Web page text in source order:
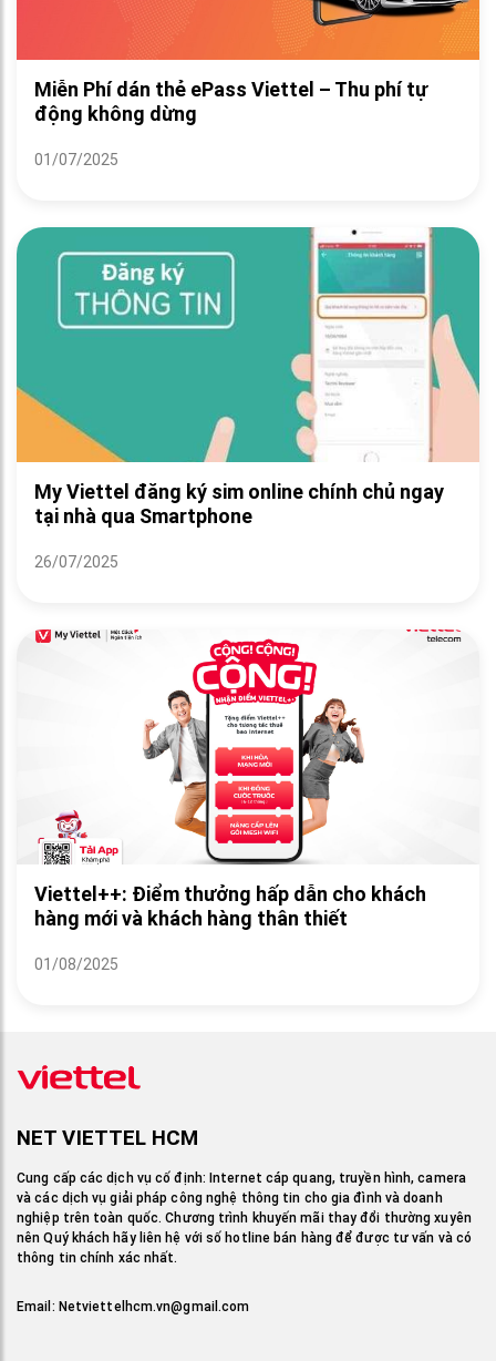
Miễn Phí dán thẻ ePass Viettel – Thu phí tự
động không dừng
01/07/2025
My Viettel đăng ký sim online chính chủ ngay
tại nhà qua Smartphone
26/07/2025
Viettel++: Điểm thưởng hấp dẫn cho khách
hàng mới và khách hàng thân thiết
01/08/2025
NET VIETTEL HCM
Cung cấp các dịch vụ cố định: Internet cáp quang, truyền hình, camera
và các dịch vụ giải pháp công nghệ thông tin cho gia đình và doanh
nghiệp trên toàn quốc. Chương trình khuyến mãi thay đổi thường xuyên
nên Quý khách hãy liên hệ với số hotline bán hàng để được tư vấn và có
thông tin chính xác nhất.
Email: Netviettelhcm.vn@gmail.com